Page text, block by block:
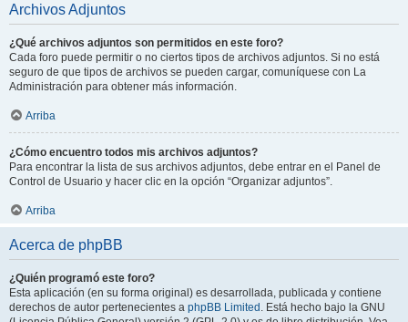
Archivos Adjuntos
¿Qué archivos adjuntos son permitidos en este foro?
Cada foro puede permitir o no ciertos tipos de archivos adjuntos. Si no está
seguro de que tipos de archivos se pueden cargar, comuníquese con La
Administración para obtener más información.
Arriba
¿Cómo encuentro todos mis archivos adjuntos?
Para encontrar la lista de sus archivos adjuntos, debe entrar en el Panel de
Control de Usuario y hacer clic en la opción “Organizar adjuntos”.
Arriba
Acerca de phpBB
¿Quién programó este foro?
Esta aplicación (en su forma original) es desarrollada, publicada y contiene
derechos de autor pertenecientes a phpBB Limited . Está hecho bajo la GNU